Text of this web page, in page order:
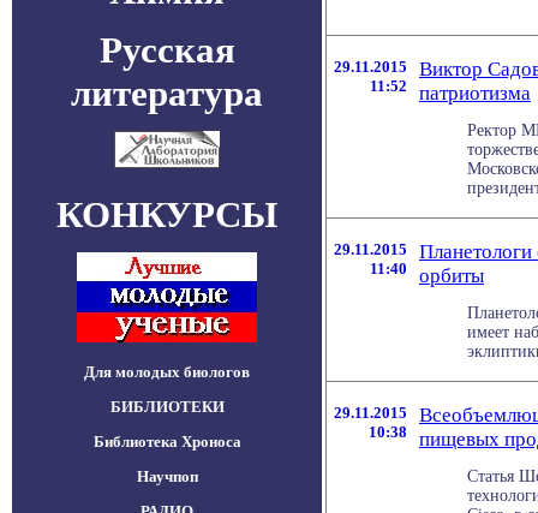
Русская
литература
КОНКУРСЫ
Для молодых биологов
БИБЛИОТЕКИ
Библиотека Хроноса
Научпоп
29.11.2015
11:52
Виктор
патриотизма
Ректор
29.11.2015
11:40
орбиты
имеет
29.11.2015
10:38
пищевых
Статья